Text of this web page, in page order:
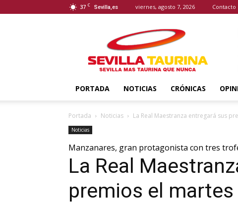
37 C Sevilla,es viernes, agosto 7, 2026 Contacto
Taurina
PORTADA NOTICIAS CRÓNICAS
Portada Noticias La Real Maestranza entregará sus
Noticias
Manzanares, gran protagonista con tres
La Real
premios el